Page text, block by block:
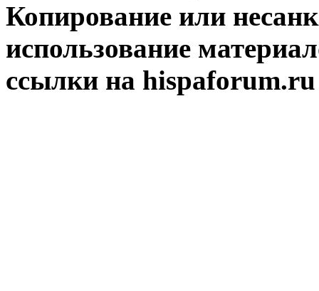
Копирование или
использование
ссылки на hispaforum.ru